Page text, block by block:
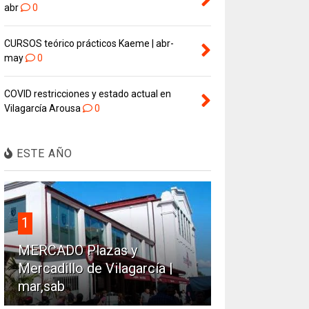
abr 0
CURSOS teórico prácticos Kaeme | abr-
may
0
COVID restricciones y estado actual en
Vilagarcía Arousa
0
ESTE AÑO
1
MERCADO Plazas y
Mercadillo de Vilagarcía |
mar,sab